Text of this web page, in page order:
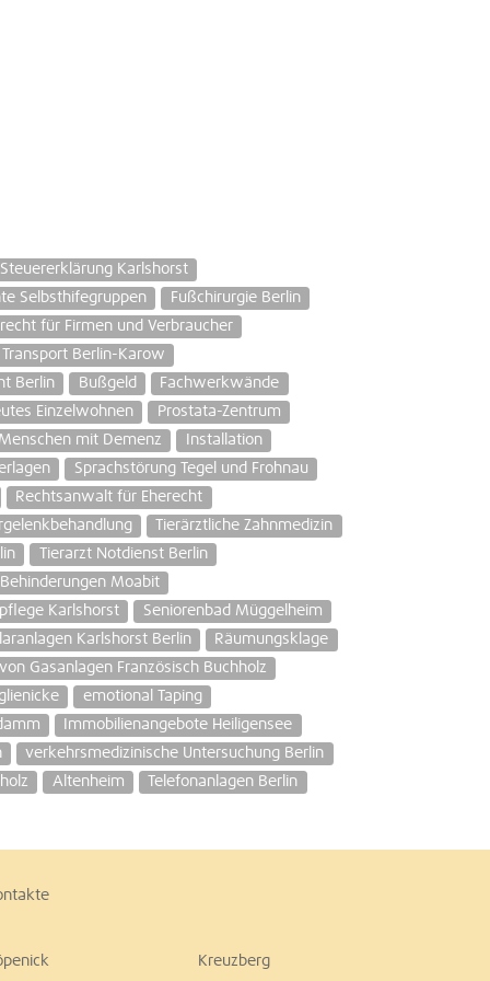
Steuererklärung Karlshorst
Selbsthifegruppen
Fußchirurgie Berlin
für Firmen und Verbraucher
Transport Berlin-Karow
Berlin Bußgeld
Fachwerkwände
Einzelwohnen
Prostata-Zentrum
mit Demenz
Installation
Sprachstörung Tegel und Frohnau
Rechtsanwalt für Eherecht
Tierärztliche Zahnmedizin
Tierarzt Notdienst Berlin
Moabit
Karlshorst
Seniorenbad Müggelheim
Karlshorst Berlin
Räumungsklage
Gasanlagen Französisch Buchholz
emotional Taping
Immobilienangebote Heiligensee
verkehrsmedizinische Untersuchung Berlin
Altenheim
Telefonanlagen Berlin
Kreuzberg